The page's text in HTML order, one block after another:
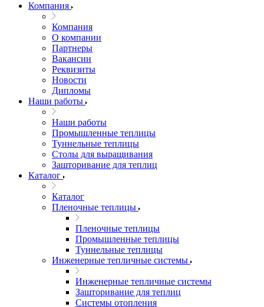
Компания
Компания
О компании
Партнеры
Вакансии
Реквизиты
Новости
Дипломы
Наши работы
Наши работы
Промышленные теплицы
Туннельные теплицы
Столы для выращивания
Зашторивание для теплиц
Каталог
Каталог
Пленочные теплицы
Пленочные теплицы
Промышленные теплицы
Туннельные теплицы
Инженерные тепличные системы
Инженерные тепличные системы
Зашторивание для теплиц
Системы отопления